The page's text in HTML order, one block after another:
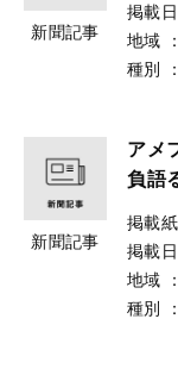
新聞記事
掲載日
地域
：
種別
：
新聞記事
アメ
負語
掲載紙
掲載日
地域
：
種別
：